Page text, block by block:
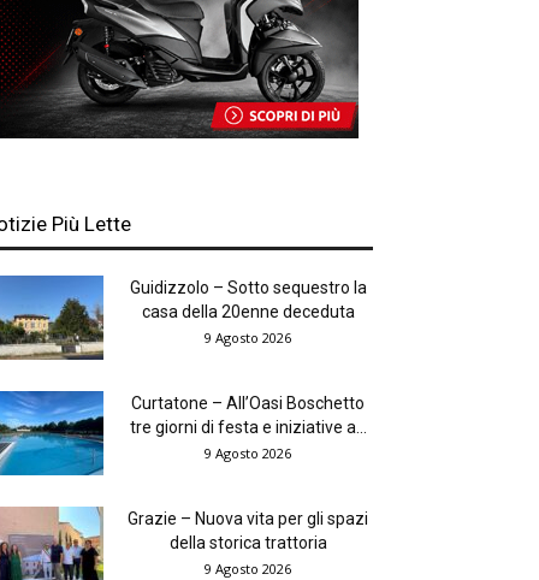
Più Lette
Guidizzolo – Sotto sequestro la
casa della 20enne deceduta
9 Agosto 2026
Curtatone – All’Oasi Boschetto
tre giorni di festa e iniziative a...
9 Agosto 2026
Grazie – Nuova vita per gli spazi
della storica trattoria
9 Agosto 2026